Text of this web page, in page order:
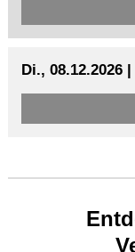
Di., 08.12.2026